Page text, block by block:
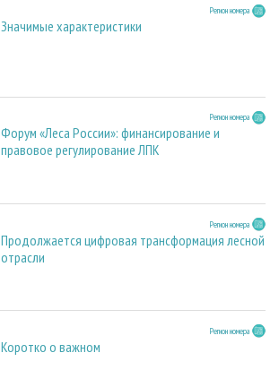
Регион номера
Значимые характеристики
Регион номера
Форум «Леса России»: финансирование и
правовое регулирование ЛПК
Регион номера
Продолжается цифровая трансформация лесной
отрасли
Регион номера
Коротко о важном